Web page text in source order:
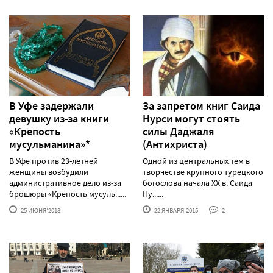
В Уфе задержали
девушку из-за книги
«Крепость
мусульманина»*
В Уфе против 23-летней
женщины возбудили
административное дело из-за
брошюры «Крепость мусуль......
25 ИЮНЯ'2018
За запретом книг Саида
Нурси могут стоять
силы Даджаля
(Антихриста)
Одной из центральных тем в
творчестве крупного турецкого
богослова начала XX в. Саида
Ну......
22 ЯНВАРЯ'2015 2